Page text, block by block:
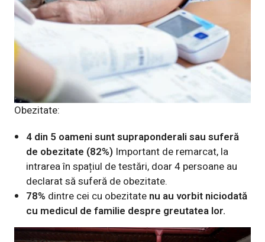
Obezitate:
4 din 5 oameni sunt supraponderali sau suferă
de obezitate (82%) Important de remarcat, la
intrarea în spațiul de testări, doar 4 persoane au
declarat să suferă de obezitate.
78% dintre cei cu obezitate nu au vorbit niciodată
cu medicul de familie despre greutatea lor.